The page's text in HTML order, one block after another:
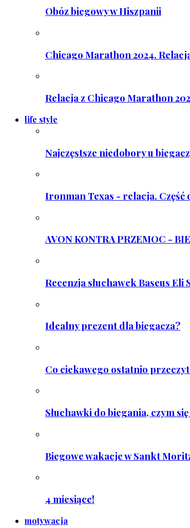
Obóz biegowy w Hiszpanii
Chicago Marathon 2024.
Relacja z Chicago Marathon
life style
Najczęstsze niedobory u
Ironman Texas - relacja. Część
AVON KONTRA PRZEMOC -
Recenzja słuchawek Baseus Eli
Idealny prezent dla biegacza?
Co ciekawego ostatnio
Słuchawki do biegania, czym
Biegowe wakacje w Sankt
4 miesiące!
motywacja